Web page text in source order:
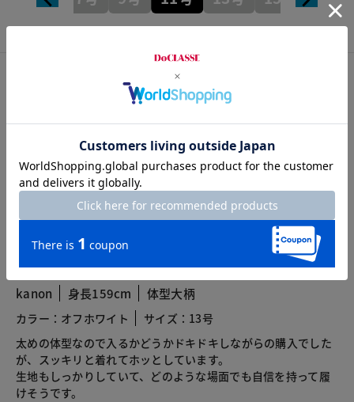
総合評価
4.2 4レビュー
kanon 身長159cm 体型大柄
カラー：オフホワイト
サイズ：13号
太めの体型なので入るかどうかドキドキしながらの購入でした
が、スッキリと着れてホッとしています。
生地もしっかりしていて、どのような場面でも自信を持って履
けそうです。